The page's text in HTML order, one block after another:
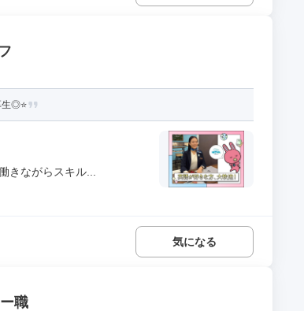
生◎⭐
きながらスキル...
気になる
職